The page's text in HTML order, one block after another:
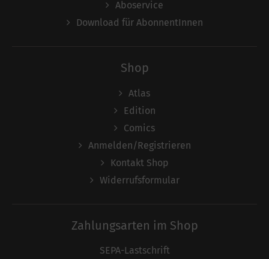
Aboservice
Download für AbonnentInnen
Shop
Atlas
Edition
Comics
Anmelden/Registrieren
Kontakt Shop
Widerrufsformular
Zahlungsarten im Shop
SEPA-Lastschrift